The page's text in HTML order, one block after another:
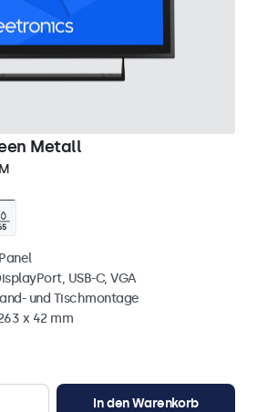
Metall
USB-C, VGA
und Tischmontage
x 42 mm
In den Warenkorb